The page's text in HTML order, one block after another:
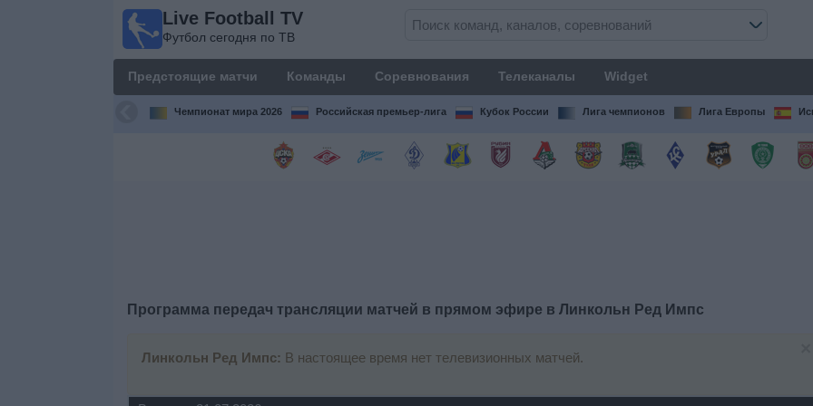
Live Football TV
Футбол сегодня по ТВ
Предстоящие матчи Команды Соревнования Телеканалы Widget
Чемпионат мира 2026 Российская премьер-лига Кубок России Лига чемпионов Лига Европы
Программа передач трансляции матчей в прямом эфире в Линкольн Ред Импс
Линкольн Ред Импс: В настоящее время нет телевизионных матчей.